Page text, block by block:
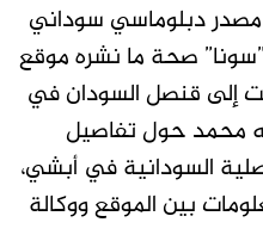
دبلوماسي سوداني
صحة ما نشره موقع
نُسبت إلى قنصل السودان في
محمد حول تفاصيل
السودانية في أبشي،
بين الموقع ووكالة